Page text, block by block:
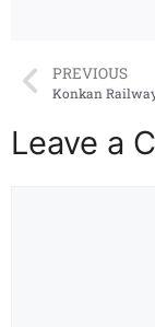
PREVIOUS
Leave a